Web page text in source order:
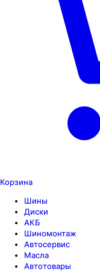
Корзина
Шины
Диски
АКБ
Шиномонтаж
Автосервис
Масла
Автотовары